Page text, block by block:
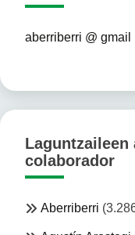
aberriberri @ gmail
colaborador
Aberriberri